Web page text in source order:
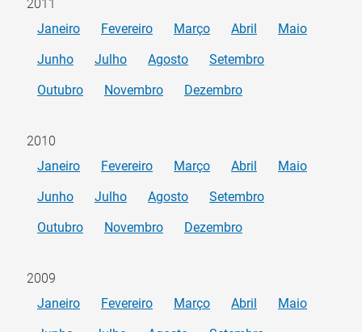
2011
Janeiro
Fevereiro Março Abril
Maio
Junho
Julho Agosto
Setembro
Outubro
Novembro Dezembro
2010
Janeiro
Fevereiro Março Abril
Maio
Junho
Julho Agosto
Setembro
Outubro
Novembro Dezembro
2009
Janeiro
Fevereiro Março Abril
Maio